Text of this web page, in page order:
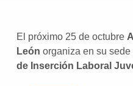
El próximo 25 de octubre
León organiza en su
de Inserción Laboral